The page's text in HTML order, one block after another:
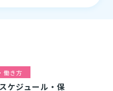
働き方
ケジュール・保